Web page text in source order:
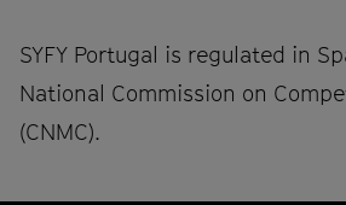
SYFY Portugal is regulated in
National Commission on
(CNMC).